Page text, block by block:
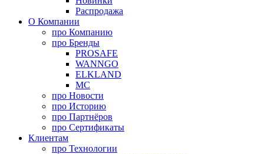
Распродажа
О Компании
про Компанию
про Бренды
PROSAFE
WANNGO
ELKLAND
MC
про Новости
про Историю
про Партнёров
про Сертификаты
Клиентам
про Технологии